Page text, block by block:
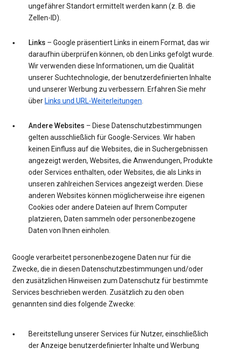
ungefährer Standort ermittelt werden kann (z. B. die
Zellen-ID).
Links – Google präsentiert Links in einem Format, das wir
daraufhin überprüfen können, ob den Links gefolgt wurde.
Wir verwenden diese Informationen, um die Qualität
unserer Suchtechnologie, der benutzerdefinierten Inhalte
und unserer Werbung zu verbessern. Erfahren Sie mehr
über Links und URL-Weiterleitungen
Andere Websites – Diese Datenschutzbestimmungen
gelten ausschließlich für Google-Services. Wir haben
keinen Einfluss auf die Websites, die in Suchergebnissen
angezeigt werden, Websites, die Anwendungen, Produkte
oder Services enthalten, oder Websites, die als Links in
unseren zahlreichen Services angezeigt werden. Diese
anderen Websites können möglicherweise ihre eigenen
Cookies oder andere Dateien auf Ihrem Computer
platzieren, Daten sammeln oder personenbezogene
Daten von Ihnen einholen.
Google verarbeitet personenbezogene Daten nur für die
Zwecke, die in diesen Datenschutzbestimmungen und/oder
den zusätzlichen Hinweisen zum Datenschutz für bestimmte
Services beschrieben werden. Zusätzlich zu den oben
genannten sind dies folgende Zwecke:
Bereitstellung unserer Services für Nutzer, einschließlich
der Anzeige benutzerdefinierter Inhalte und Werbung